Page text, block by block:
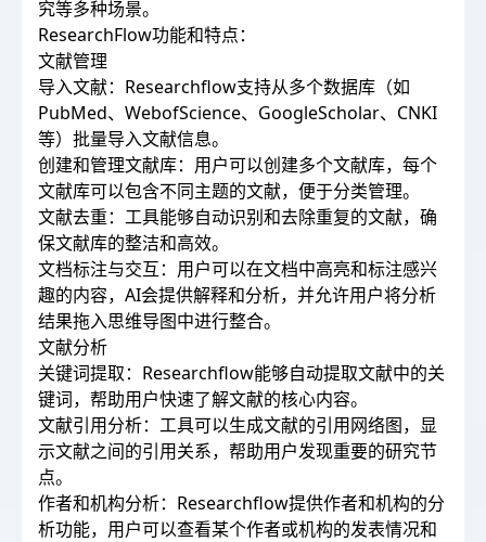
究等多种场景。
ResearchFlow功能和特点：
文献管理
导入文献：Researchflow支持从多个数据库（如
PubMed、WebofScience、GoogleScholar、CNKI
等）批量导入文献信息。
创建和管理文献库：用户可以创建多个文献库，每个
文献库可以包含不同主题的文献，便于分类管理。
文献去重：工具能够自动识别和去除重复的文献，确
保文献库的整洁和高效。
文档标注与交互：用户可以在文档中高亮和标注感兴
趣的内容，AI会提供解释和分析，并允许用户将分析
结果拖入思维导图中进行整合。
文献分析
关键词提取：Researchflow能够自动提取文献中的关
键词，帮助用户快速了解文献的核心内容。
文献引用分析：工具可以生成文献的引用网络图，显
示文献之间的引用关系，帮助用户发现重要的研究节
点。
作者和机构分析：Researchflow提供作者和机构的分
析功能，用户可以查看某个作者或机构的发表情况和